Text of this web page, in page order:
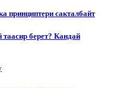
принциптери сакталбайт
берет? Кандай